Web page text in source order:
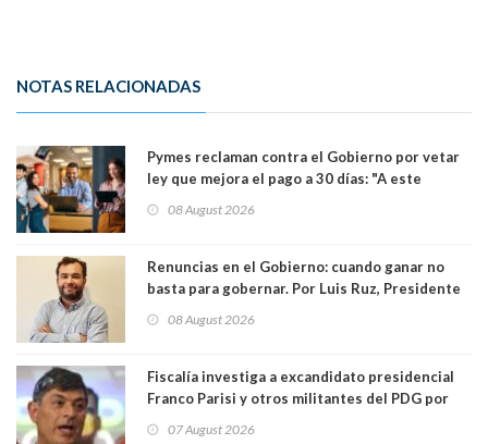
NOTAS RELACIONADAS
Pymes reclaman contra el Gobierno por vetar
ley que mejora el pago a 30 días: "A este
medianas empresas"
08 August 2026
Renuncias en el Gobierno: cuando ganar no
basta para gobernar. Por Luis Ruz, Presidente
08 August 2026
Fiscalía investiga a excandidato presidencial
Franco Parisi y otros militantes del PDG por
07 August 2026